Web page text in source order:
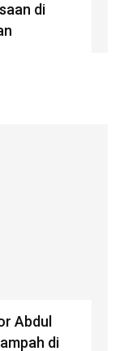
di
Abdul
di